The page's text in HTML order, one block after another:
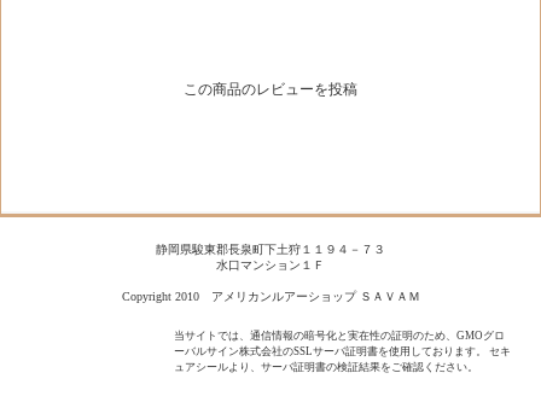
この商品のレビューを投稿
静岡県駿東郡長泉町下土狩１１９４－７３
水口マンション１Ｆ
Copyright 2010 アメリカンルアーショップ ＳＡＶＡＭ
当サイトでは、通信情報の暗号化と実在性の証明のため、GMOグロ
ーバルサイン株式会社のSSLサーバ証明書を使用しております。 セキ
ュアシールより、サーバ証明書の検証結果をご確認ください。